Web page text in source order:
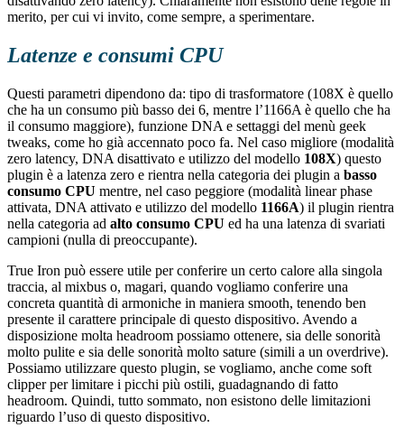
merito, per cui vi invito, come sempre, a sperimentare.
Latenze e consumi CPU
Questi parametri dipendono da: tipo di trasformatore (108X è quello
che ha un consumo più basso dei 6, mentre l’1166A è quello che ha
il consumo maggiore), funzione DNA e settaggi del menù geek
tweaks, come ho già accennato poco fa. Nel caso migliore (modalità
zero latency, DNA disattivato e utilizzo del modello 108X) questo
plugin è a latenza zero e rientra nella categoria dei plugin a basso
consumo CPU mentre, nel caso peggiore (modalità linear phase
attivata, DNA attivato e utilizzo del modello 1166A) il plugin rientra
nella categoria ad alto consumo CPU ed ha una latenza di svariati
campioni (nulla di preoccupante).
True Iron può essere utile per conferire un certo calore alla singola
traccia, al mixbus o, magari, quando vogliamo conferire una
concreta quantità di armoniche in maniera smooth, tenendo ben
presente il carattere principale di questo dispositivo. Avendo a
disposizione molta headroom possiamo ottenere, sia delle sonorità
molto pulite e sia delle sonorità molto sature (simili a un overdrive).
Possiamo utilizzare questo plugin, se vogliamo, anche come soft
clipper per limitare i picchi più ostili, guadagnando di fatto
headroom. Quindi, tutto sommato, non esistono delle limitazioni
riguardo l’uso di questo dispositivo.